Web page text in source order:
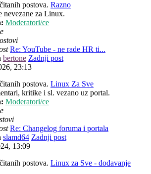
Razno
nevezane za Linux.
Moderatori/ce
Re: YouTube - ne rade HR ti...
bertone Zadnji post
23:13
Linux Za Sve
kritike i sl. vezano uz portal.
Moderatori/ce
Re: Changelog foruma i portala
slamd64 Zadnji post
13:09
Linux za Sve - dodavanje